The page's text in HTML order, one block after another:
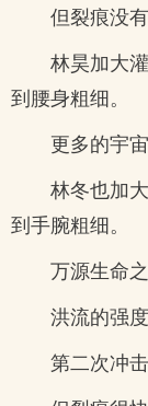
但裂痕没有
林昊加大
到腰身粗细。
更多的宇
林冬也加
到手腕粗细。
万源生命
洪流的强度
第二次冲